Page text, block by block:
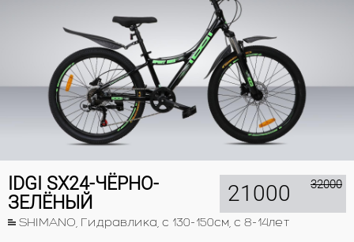
IDGI SX24-ЧЁРНО-
ЗЕЛЁНЫЙ
SHIMANO, Гидравлика, с 130-150см, с 8-14лет
21000 32000